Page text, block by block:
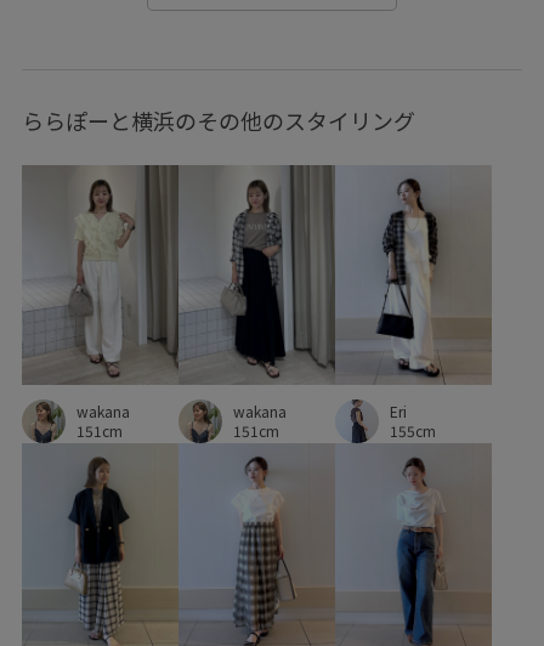
リネン リネン素材 リラックス感
伸縮性 光沢感 大人っぽい 大人カジュアル
安定感 小物 快適 快適な着心地 抜け感
機能的 清涼感 異素材ドッキング
肌離れが良い 華やか
見た目以上の収納 軽快 都会的 限定カラー
ららぽーと横浜のその他のスタイリング
wakana
151cm
wakana
151cm
Eri
155cm